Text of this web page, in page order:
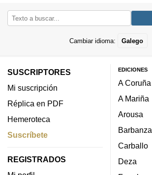
Cambiar idioma: Galego
SUSCRIPTORES
Mi suscripción
Réplica en PDF
Hemeroteca
Suscríbete
REGISTRADOS
EDICIONES
A Coruña
A Mariña
Arousa
Barbanza
Carballo
Deza